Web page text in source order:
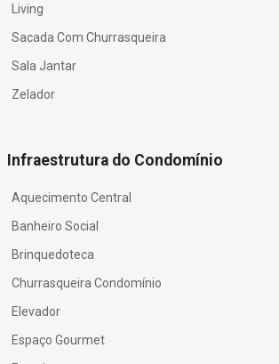
Living
Sacada Com Churrasqueira
Sala Jantar
Zelador
Infraestrutura do Condomínio
Aquecimento Central
Banheiro Social
Brinquedoteca
Churrasqueira Condomínio
Elevador
Espaço Gourmet